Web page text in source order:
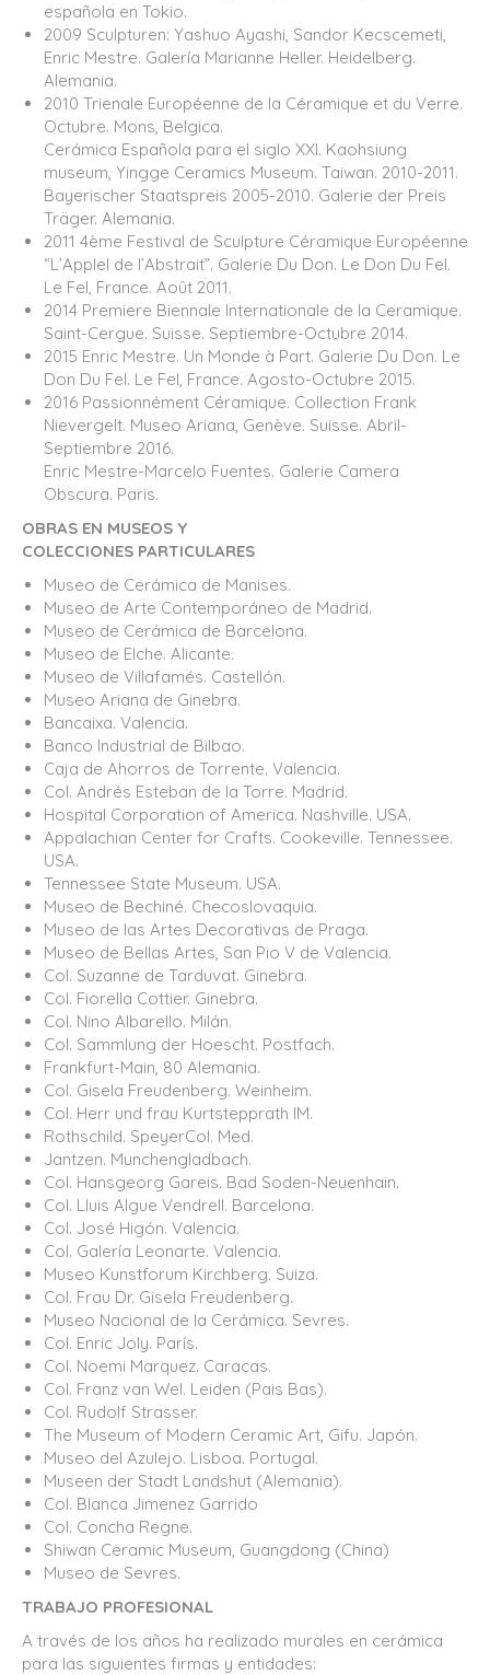
española en Tokio.
2009 Sculpturen: Yashuo Ayashi, Sandor Kecscemeti,
Enric Mestre. Galería Marianne Heller. Heidelberg.
Alemania.
2010 Trienale Européenne de la Céramique et du Verre.
Octubre. Mons, Belgica.
Cerámica Española para el siglo XXI. Kaohsiung
museum, Yingge Ceramics Museum. Taiwan. 2010-2011.
Bayerischer Staatspreis 2005-2010. Galerie der Preis
Träger. Alemania.
2011 4ème Festival de Sculpture Céramique Européenne
“L’Applel de l’Abstrait”. Galerie Du Don. Le Don Du Fel.
Le Fel, France. Août 2011.
2014 Premiere Biennale Internationale de la Ceramique.
Saint-Cergue. Suisse. Septiembre-Octubre 2014.
2015 Enric Mestre. Un Monde à Part. Galerie Du Don. Le
Don Du Fel. Le Fel, France. Agosto-Octubre 2015.
2016 Passionnément Céramique. Collection Frank
Nievergelt. Museo Ariana, Genève. Suisse. Abril-
Septiembre 2016.
Enric Mestre-Marcelo Fuentes. Galerie Camera
Obscura. Paris.
OBRAS EN MUSEOS Y
COLECCIONES PARTICULARES
Museo de Cerámica de Manises.
Museo de Arte Contemporáneo de Madrid.
Museo de Cerámica de Barcelona.
Museo de Elche. Alicante.
Museo de Villafamés. Castellón.
Museo Ariana de Ginebra.
Bancaixa. Valencia.
Banco Industrial de Bilbao.
Caja de Ahorros de Torrente. Valencia.
Col. Andrés Esteban de la Torre. Madrid.
Hospital Corporation of America. Nashville. USA.
Appalachian Center for Crafts. Cookeville. Tennessee.
USA.
Tennessee State Museum. USA.
Museo de Bechiné. Checoslovaquia.
Museo de las Artes Decorativas de Praga.
Museo de Bellas Artes, San Pio V de Valencia.
Col. Suzanne de Tarduvat. Ginebra.
Col. Fiorella Cottier. Ginebra.
Col. Nino Albarello. Milán.
Col. Sammlung der Hoescht. Postfach.
Frankfurt-Main, 80 Alemania.
Col. Gisela Freudenberg. Weinheim.
Col. Herr und frau Kurtstepprath IM.
Rothschild. SpeyerCol. Med.
Jantzen. Munchengladbach.
Col. Hansgeorg Gareis. Bad Soden-Neuenhain.
Col. Lluis Algue Vendrell. Barcelona.
Col. José Higón. Valencia.
Col. Galería Leonarte. Valencia.
Museo Kunstforum Kirchberg. Suiza.
Col. Frau Dr. Gisela Freudenberg.
Museo Nacional de la Cerámica. Sevres.
Col. Enric Joly. París.
Col. Noemi Marquez. Caracas.
Col. Franz van Wel. Leiden (Pais Bas).
Col. Rudolf Strasser.
The Museum of Modern Ceramic Art, Gifu. Japón.
Museo del Azulejo. Lisboa. Portugal.
Museen der Stadt Landshut (Alemania).
Col. Blanca Jimenez Garrido
Col. Concha Regne.
Shiwan Ceramic Museum, Guangdong (China)
Museo de Sevres.
TRABAJO PROFESIONAL
A través de los años ha realizado murales en cerámica
para las siguientes firmas y entidades: